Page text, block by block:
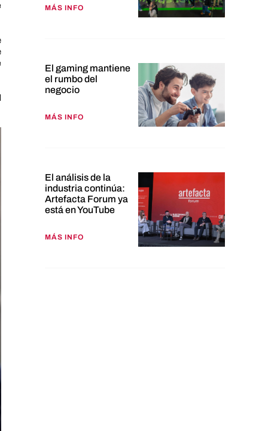
MÁS INFO
El gaming mantiene
el rumbo del
negocio
MÁS INFO
El análisis de la
industria continúa:
Artefacta Forum ya
está en YouTube
MÁS INFO